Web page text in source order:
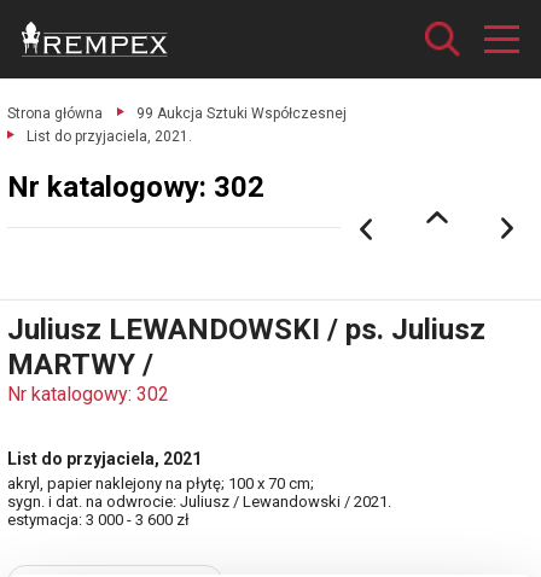
Strona główna
99 Aukcja Sztuki Współczesnej
List do przyjaciela, 2021.
Nr katalogowy: 302
Juliusz LEWANDOWSKI / ps. Juliusz
MARTWY /
Nr katalogowy: 302
List do przyjaciela, 2021
akryl, papier naklejony na płytę; 100 x 70 cm;
sygn. i dat. na odwrocie: Juliusz / Lewandowski / 2021.
estymacja: 3 000 - 3 600 zł